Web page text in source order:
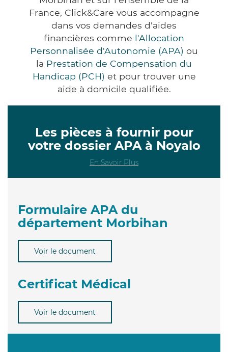
France, Click&Care vous accompagne
dans vos demandes d'aides
financières comme l'Allocation
Personnalisée d'Autonomie (APA) ou
la Prestation de Compensation du
Handicap (PCH) et pour trouver une
aide à domicile qualifiée.
Les pièces à fournir pour
votre dossier APA à Noyalo
En Savoir Plus
Formulaire APA du
département Morbihan
Voir le document
Certificat Médical
Voir le document